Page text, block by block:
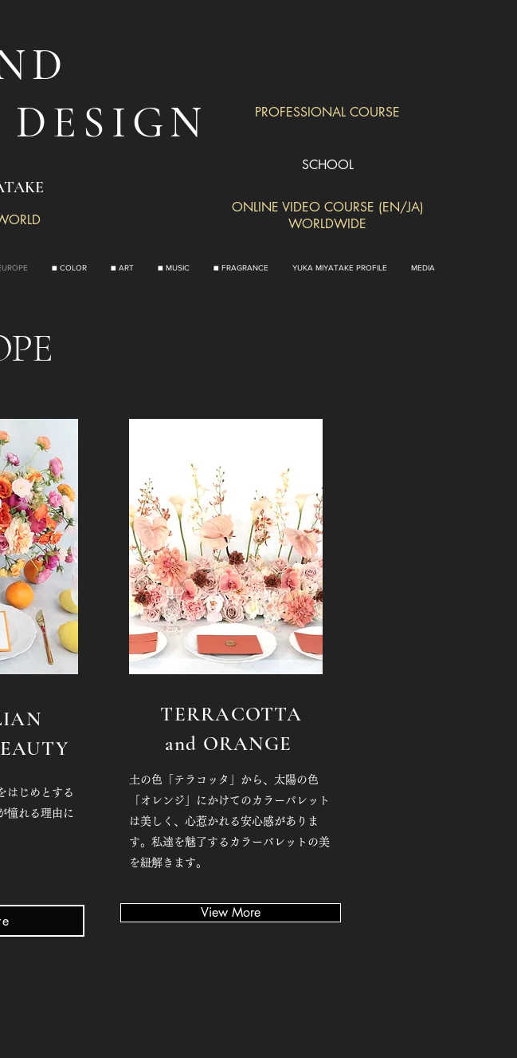
PROFESSIONAL COURSE
SCHOOL
ONLINE VIDEO COURSE (EN/JA)
WORLDWIDE
■ COLOR ■ ART ■ MUSIC ■ FRAGRANCE YUKA MIYATAKE PROFILE MEDIA
はじめとする
憧れる理由に
TERRACOTTA
and ORANGE
土の色「テラコッタ」から、太陽の色
「オレンジ」にかけてのカラーパレット
は美しく、心惹かれる安心感がありま
す。私達を魅了するカラーパレットの美
を紐解きます。
View More